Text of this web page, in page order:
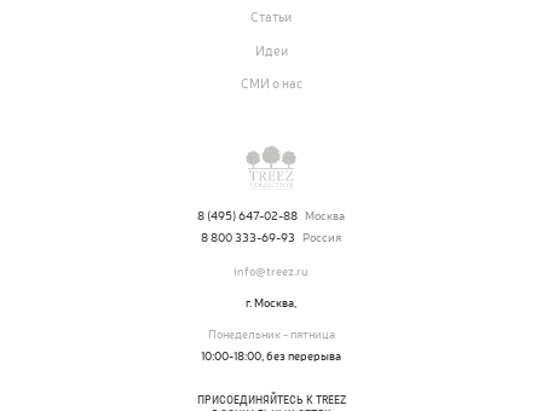
Статьи
Идеи
СМИ о нас
8 (495) 647-02-88 Москва
8 800 333-69-93
Россия
info@treez.ru
г. Москва,
Понедельник - пятница
10:00-18:00, без перерыва
ПРИСОЕДИНЯЙТЕСЬ К TREEZ